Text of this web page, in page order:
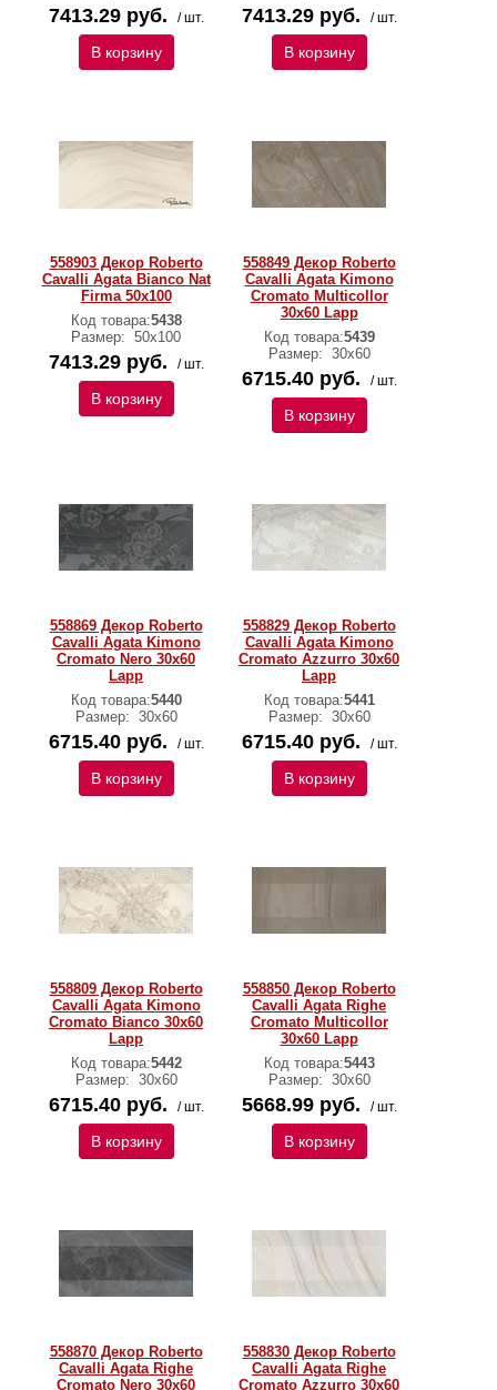
7413.29 руб. / шт.
В корзину
7413.29 руб. / шт.
В корзину
558903 Декор Roberto
Cavalli Agata Bianco Nat
Firma 50x100
Код товара:5438
Размер: 50х100
7413.29 руб. / шт.
В корзину
558849 Декор Roberto
Cavalli Agata Kimono
Cromato Multicollor
30x60 Lapp
Код товара:5439
Размер: 30х60
6715.40 руб. / шт.
В корзину
558869 Декор Roberto
Cavalli Agata Kimono
Cromato Nero 30x60
Lapp
Код товара:5440
Размер: 30х60
6715.40 руб. / шт.
В корзину
558829 Декор Roberto
Cavalli Agata Kimono
Cromato Azzurro 30x60
Lapp
Код товара:5441
Размер: 30х60
6715.40 руб. / шт.
В корзину
558809 Декор Roberto
Cavalli Agata Kimono
Cromato Bianco 30x60
Lapp
Код товара:5442
Размер: 30х60
6715.40 руб. / шт.
В корзину
558850 Декор Roberto
Cavalli Agata Righe
Cromato Multicollor
30x60 Lapp
Код товара:5443
Размер: 30х60
5668.99 руб. / шт.
В корзину
558870 Декор Roberto
Cavalli Agata Righe
Cromato Nero 30x60
558830 Декор Roberto
Cavalli Agata Righe
Cromato Azzurro 30x60